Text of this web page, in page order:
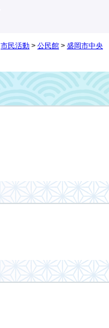
市民活動 > 公民館 > 盛岡市中央